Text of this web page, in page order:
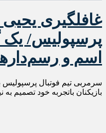
غافلگیری
پرسپولیس/ یک
اسم و
سرمربی تیم فوتبال پرسپولیس
بازیکنان باتجربه خود تصمیم به